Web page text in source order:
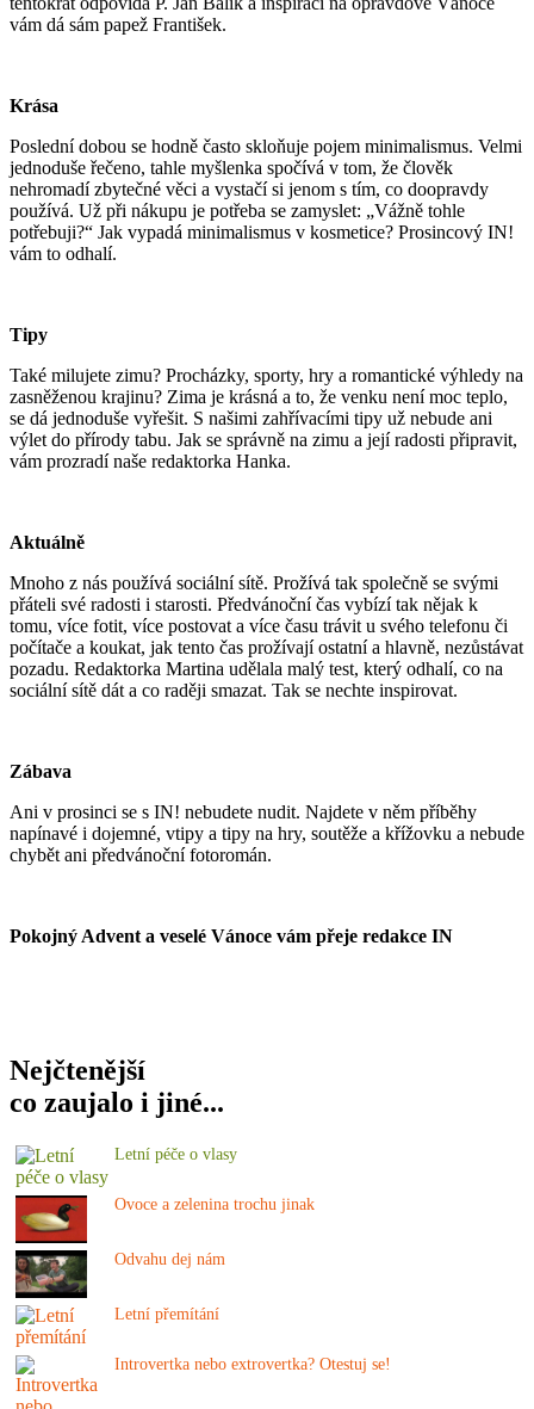
vám dá sám papež František.
Krása
Poslední dobou se hodně často skloňuje pojem minimalismus. Velmi
jednoduše řečeno, tahle myšlenka spočívá v tom, že člověk
nehromadí zbytečné věci a vystačí si jenom s tím, co doopravdy
používá. Už při nákupu je potřeba se zamyslet: „Vážně tohle
potřebuji?“ Jak vypadá minimalismus v kosmetice? Prosincový IN!
vám to odhalí.
Tipy
Také milujete zimu? Procházky, sporty, hry a romantické výhledy na
zasněženou krajinu? Zima je krásná a to, že venku není moc teplo,
se dá jednoduše vyřešit. S našimi zahřívacími tipy už nebude ani
výlet do přírody tabu. Jak se správně na zimu a její radosti připravit,
vám prozradí naše redaktorka Hanka.
Aktuálně
Mnoho z nás používá sociální sítě. Prožívá tak společně se svými
přáteli své radosti i starosti. Předvánoční čas vybízí tak nějak k
tomu, více fotit, více postovat a více času trávit u svého telefonu či
počítače a koukat, jak tento čas prožívají ostatní a hlavně, nezůstávat
pozadu. Redaktorka Martina udělala malý test, který odhalí, co na
sociální sítě dát a co raději smazat. Tak se nechte inspirovat.
Zábava
Ani v prosinci se s IN! nebudete nudit. Najdete v něm příběhy
napínavé i dojemné, vtipy a tipy na hry, soutěže a křížovku a nebude
chybět ani předvánoční fotoromán.
Pokojný Advent a veselé Vánoce vám přeje redakce IN
Nejčtenější
co zaujalo i jiné...
Letní péče o vlasy
Ovoce a zelenina trochu jinak
Odvahu dej nám
Letní přemítání
Introvertka nebo extrovertka? Otestuj se!